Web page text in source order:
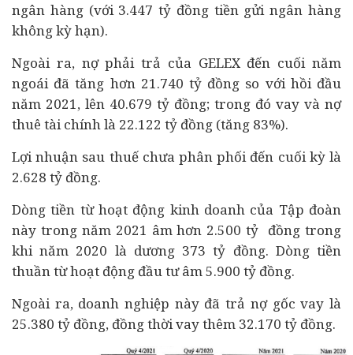
ngân hàng(với 3.447 tỷ đồng tiền gửi ngân hàng
không kỳ hạn).
Ngoài ra, nợ phải trả của GELEX đến cuối năm
ngoái đã tăng hơn 21.740 tỷ đồng so với hồi đầu
năm 2021, lên 40.679 tỷ đồng; trong đó vay và nợ
thuê tài chính là 22.122 tỷ đồng (tăng 83%).
Lợi nhuận sau thuế chưa phân phối đến cuối kỳ là
2.628 tỷ đồng.
Dòng tiền từ hoạt động kinh doanh của Tập đoàn
này trong năm 2021 âm hơn 2.500 tỷ đồng trong
khi năm 2020 là dương 373 tỷ đồng. Dòng tiền
thuần từ hoạt động đầu tư âm 5.900 tỷ đồng.
Ngoài ra, doanh nghiệp này đã trả nợ gốc vay là
25.380 tỷ đồng, đồng thời vay thêm 32.170 tỷ đồng.